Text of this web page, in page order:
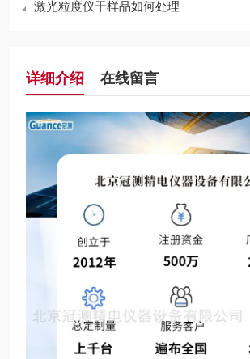
激光粒度仪干样品如何处理
详细介绍 在线留言